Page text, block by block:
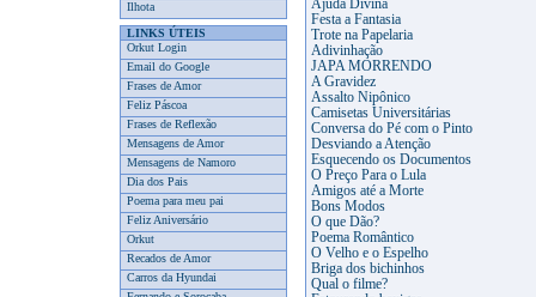
Ilhota
LINKS ÚTEIS
Orkut Login
Email do Google
Frases de Amor
Feliz Páscoa
Frases de Reflexão
Mensagens de Amor
Mensagens de Namoro
Dia dos Pais
Poema para meu pai
Feliz Aniversário
Orkut
Recados de Amor
Carros da Hyundai
Ajuda Divina
Festa a Fantasia
Trote na Papelaria
Adivinhação
JAPA MORRENDO
A Gravidez
Assalto Nipônico
Camisetas Universitárias
Conversa do Pé com o Pinto
Desviando a Atenção
Esquecendo os Documentos
O Preço Para o Lula
Amigos até a Morte
Bons Modos
O que Dão?
Poema Romântico
O Velho e o Espelho
Briga dos bichinhos
Qual o filme?